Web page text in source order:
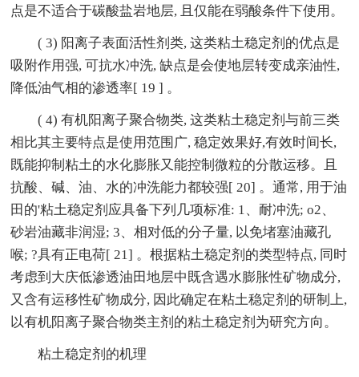
点是不适合于碳酸盐岩地层, 且仅能在弱酸条件下使用。
( 3) 阳离子表面活性剂类, 这类粘土稳定剂的优点是
吸附作用强, 可抗水冲洗, 缺点是会使地层转变成亲油性,
降低油气相的渗透率[ 19 ] 。
( 4) 有机阳离子聚合物类, 这类粘土稳定剂与前三类
相比其主要特点是使用范围广, 稳定效果好,有效时间长,
既能抑制粘土的水化膨胀又能控制微粒的分散运移。且
抗酸、碱、油、水的冲洗能力都较强[ 20] 。通常, 用于油
田的'粘土稳定剂应具备下列几项标准: 1、耐冲洗; o2、
砂岩油藏非润湿; 3、相对低的分子量, 以免堵塞油藏孔
喉; ?具有正电荷[ 21] 。根据粘土稳定剂的类型特点, 同时
考虑到大庆低渗透油田地层中既含遇水膨胀性矿物成分,
又含有运移性矿物成分, 因此确定在粘土稳定剂的研制上,
以有机阳离子聚合物类主剂的粘土稳定剂为研究方向。
粘土稳定剂的机理